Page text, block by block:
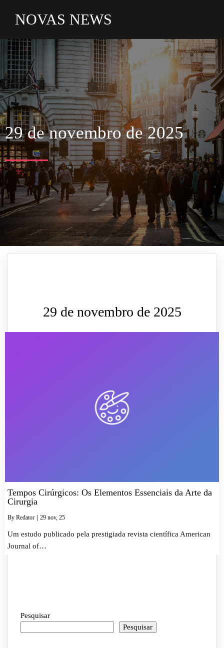
NOVAS NEWS
29 de novembro de 2025
29 de novembro de 2025
Tempos Cirúrgicos: Os Elementos Essenciais da Arte da
Cirurgia
By Redator | 29 nov, 25
Um estudo publicado pela prestigiada revista científica American
Journal of…
Pesquisar
Pesquisar